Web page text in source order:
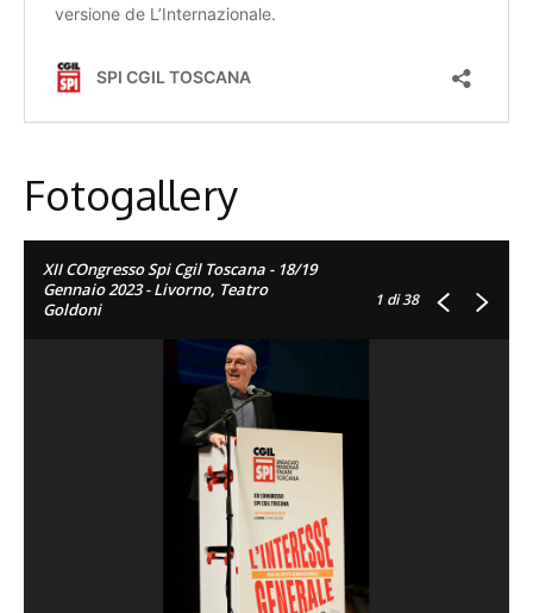
Fotogallery
XII COngresso Spi Cgil Toscana - 18/19
Gennaio 2023 - Livorno, Teatro
Goldoni
1 di 38